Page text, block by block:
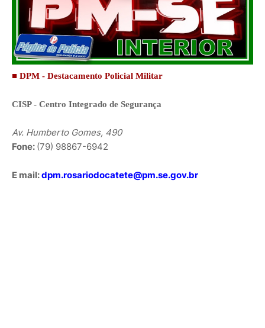
■ DPM - Destacamento Policial Militar
CISP - Centro Integrado de Segurança
Av. Humberto Gomes, 490
Fone: (79) 98867-6942
E mail:dpm.rosariodocatete@pm.se.gov.br